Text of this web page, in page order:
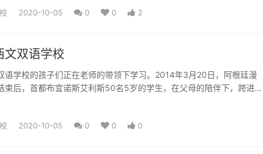
2020-10-05 0 0 2
文双语学校
语学校的孩子们正在老师的带领下学习。2014年3月20日，阿根廷漫
束后，首都布宜诺斯艾利斯50名5岁的学生，在父母的陪伴下，跨进了
2020-10-05 0 0 0